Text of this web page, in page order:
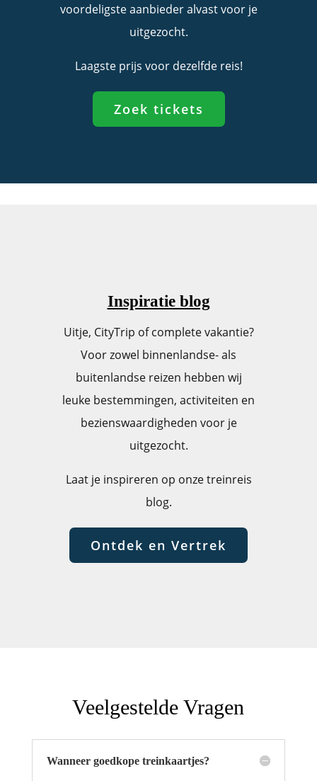
voordeligste aanbieder alvast voor je
uitgezocht.
Laagste prijs voor dezelfde reis!
Zoek tickets
Inspiratie blog
Uitje, CityTrip of complete vakantie?
Voor zowel binnenlandse- als
buitenlandse reizen hebben wij
leuke bestemmingen, activiteiten en
bezienswaardigheden voor je
uitgezocht.
Laat je inspireren op onze treinreis
blog.
Ontdek en Vertrek
Veelgestelde Vragen
Wanneer goedkope treinkaartjes?